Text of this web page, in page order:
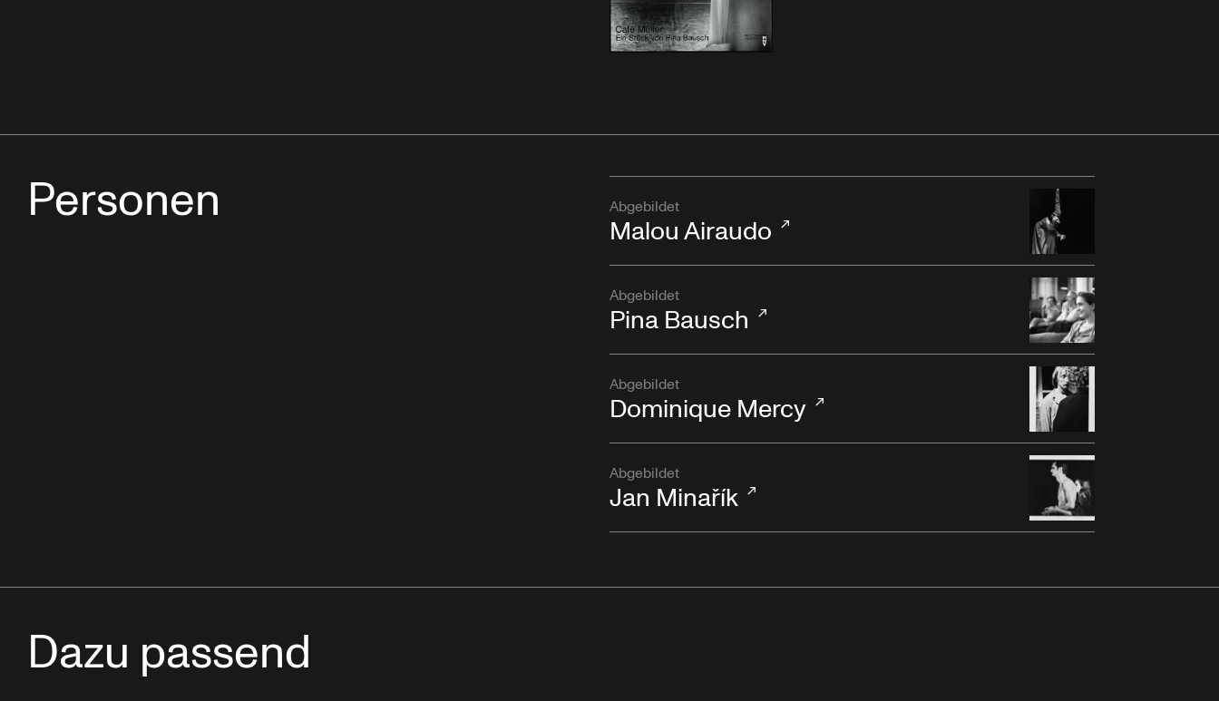
Personen Abgebildet
Malou Airaudo
Abgebildet
Pina Bausch
Abgebildet
Dominique Mercy
Abgebildet
Jan Minařík
Dazu passend